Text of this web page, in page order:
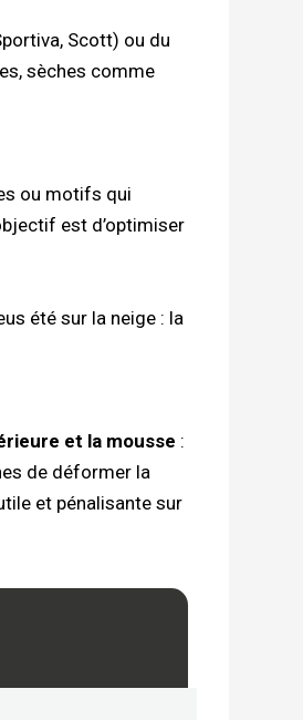
Scott) ou du
sèches comme
ou motifs qui
est d’optimiser
été sur la neige : la
et la mousse :
de déformer la
et pénalisante sur